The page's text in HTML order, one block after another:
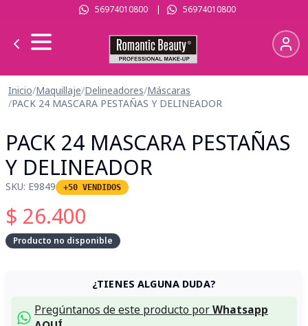
56974010800| 56974010800
Inicio/Maquillaje/Delineadores/Máscaras
/PACK 24 MASCARA PESTAÑAS Y DELINEADOR
PACK 24 MASCARA PESTAÑAS
Y DELINEADOR
SKU: E9849 +50 VENDIDOS
$ 26.400
Producto no disponible
¿TIENES ALGUNA DUDA?
Pregúntanos de este producto porWhatsapp